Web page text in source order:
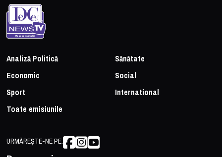
Analiză Politică
Sănătate
Economic
Social
Sport
International
Toate emisiunile
URMĂREȘTE-NE PE: